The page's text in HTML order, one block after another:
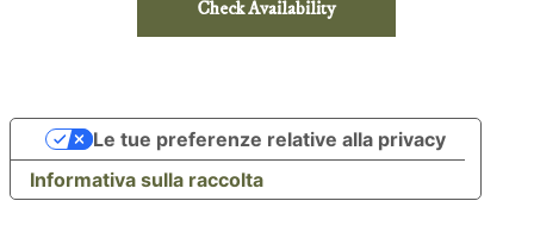
Check Availability
Informativa sulla raccolta
Le tue preferenze relative alla privacy